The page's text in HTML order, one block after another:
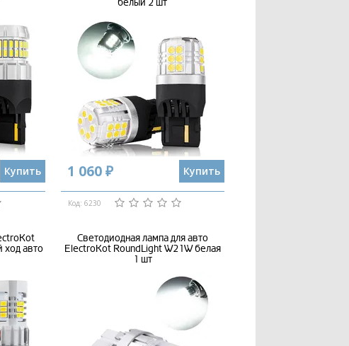
Купить
белый 2 шт
1 060 ₽ Купить
Код: 6230
ход авто
Светодиодная лампа для авто
ElectroKot RoundLight W21W белая
1 шт